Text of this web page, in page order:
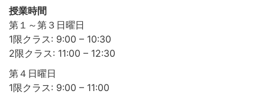
授業時間
第１～第３日曜日
1限クラス: 9:00 – 10:30
2限クラス: 11:00 – 12:30
第４日曜日
1限クラス: 9:00 – 11:00